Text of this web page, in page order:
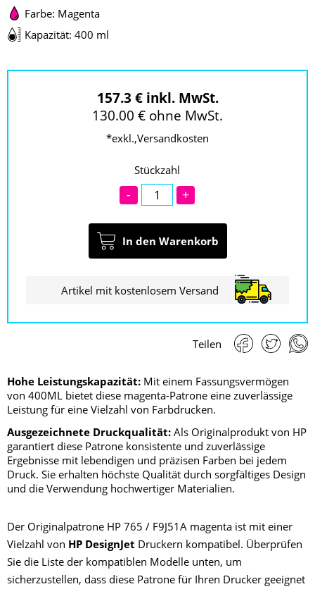
Farbe: Magenta
Kapazität: 400 ml
157.3 € inkl. MwSt.
130.00 € ohne MwSt.
*exkl.,Versandkosten
Stückzahl
- +
In den Warenkorb
Artikel mit kostenlosem Versand
Teilen
Hohe Leistungskapazität: Mit einem Fassungsvermögen
von 400ML bietet diese magenta-Patrone eine zuverlässige
Leistung für eine Vielzahl von Farbdrucken.
Ausgezeichnete Druckqualität: Als Originalprodukt von HP
garantiert diese Patrone konsistente und zuverlässige
Ergebnisse mit lebendigen und präzisen Farben bei jedem
Druck. Sie erhalten höchste Qualität durch sorgfältiges Design
und die Verwendung hochwertiger Materialien.
Der Originalpatrone HP 765 / F9J51A magenta ist mit einer
Vielzahl von HP DesignJet Druckern kompatibel. Überprüfen
Sie die Liste der kompatiblen Modelle unten, um
sicherzustellen, dass diese Patrone für Ihren Drucker geeignet